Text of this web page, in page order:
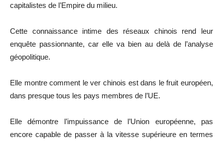
capitalistes de l’Empire du milieu.
Cette connaissance intime des réseaux chinois rend leur
enquête passionnante, car elle va bien au delà de l’analyse
géopolitique.
Elle montre comment le ver chinois est dans le fruit européen,
dans presque tous les pays membres de l’UE.
Elle démontre l’impuissance de l’Union européenne, pas
encore capable de passer à la vitesse supérieure en termes